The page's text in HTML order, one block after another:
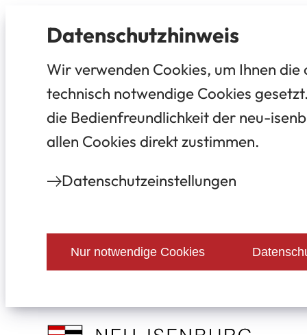
Datenschutz­hinweis
Wir verwenden Cookies, um Ihnen
technisch notwendige Cookies
die Bedienfreundlichkeit der neu-
allen Cookies direkt zustimmen.
Datenschutz­einstellungen
Nur notwendige Cookies
Stadt